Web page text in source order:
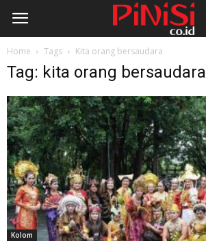
Home Tags Kita orang bersaudara
Tag: kita orang bersaudara
Kolom